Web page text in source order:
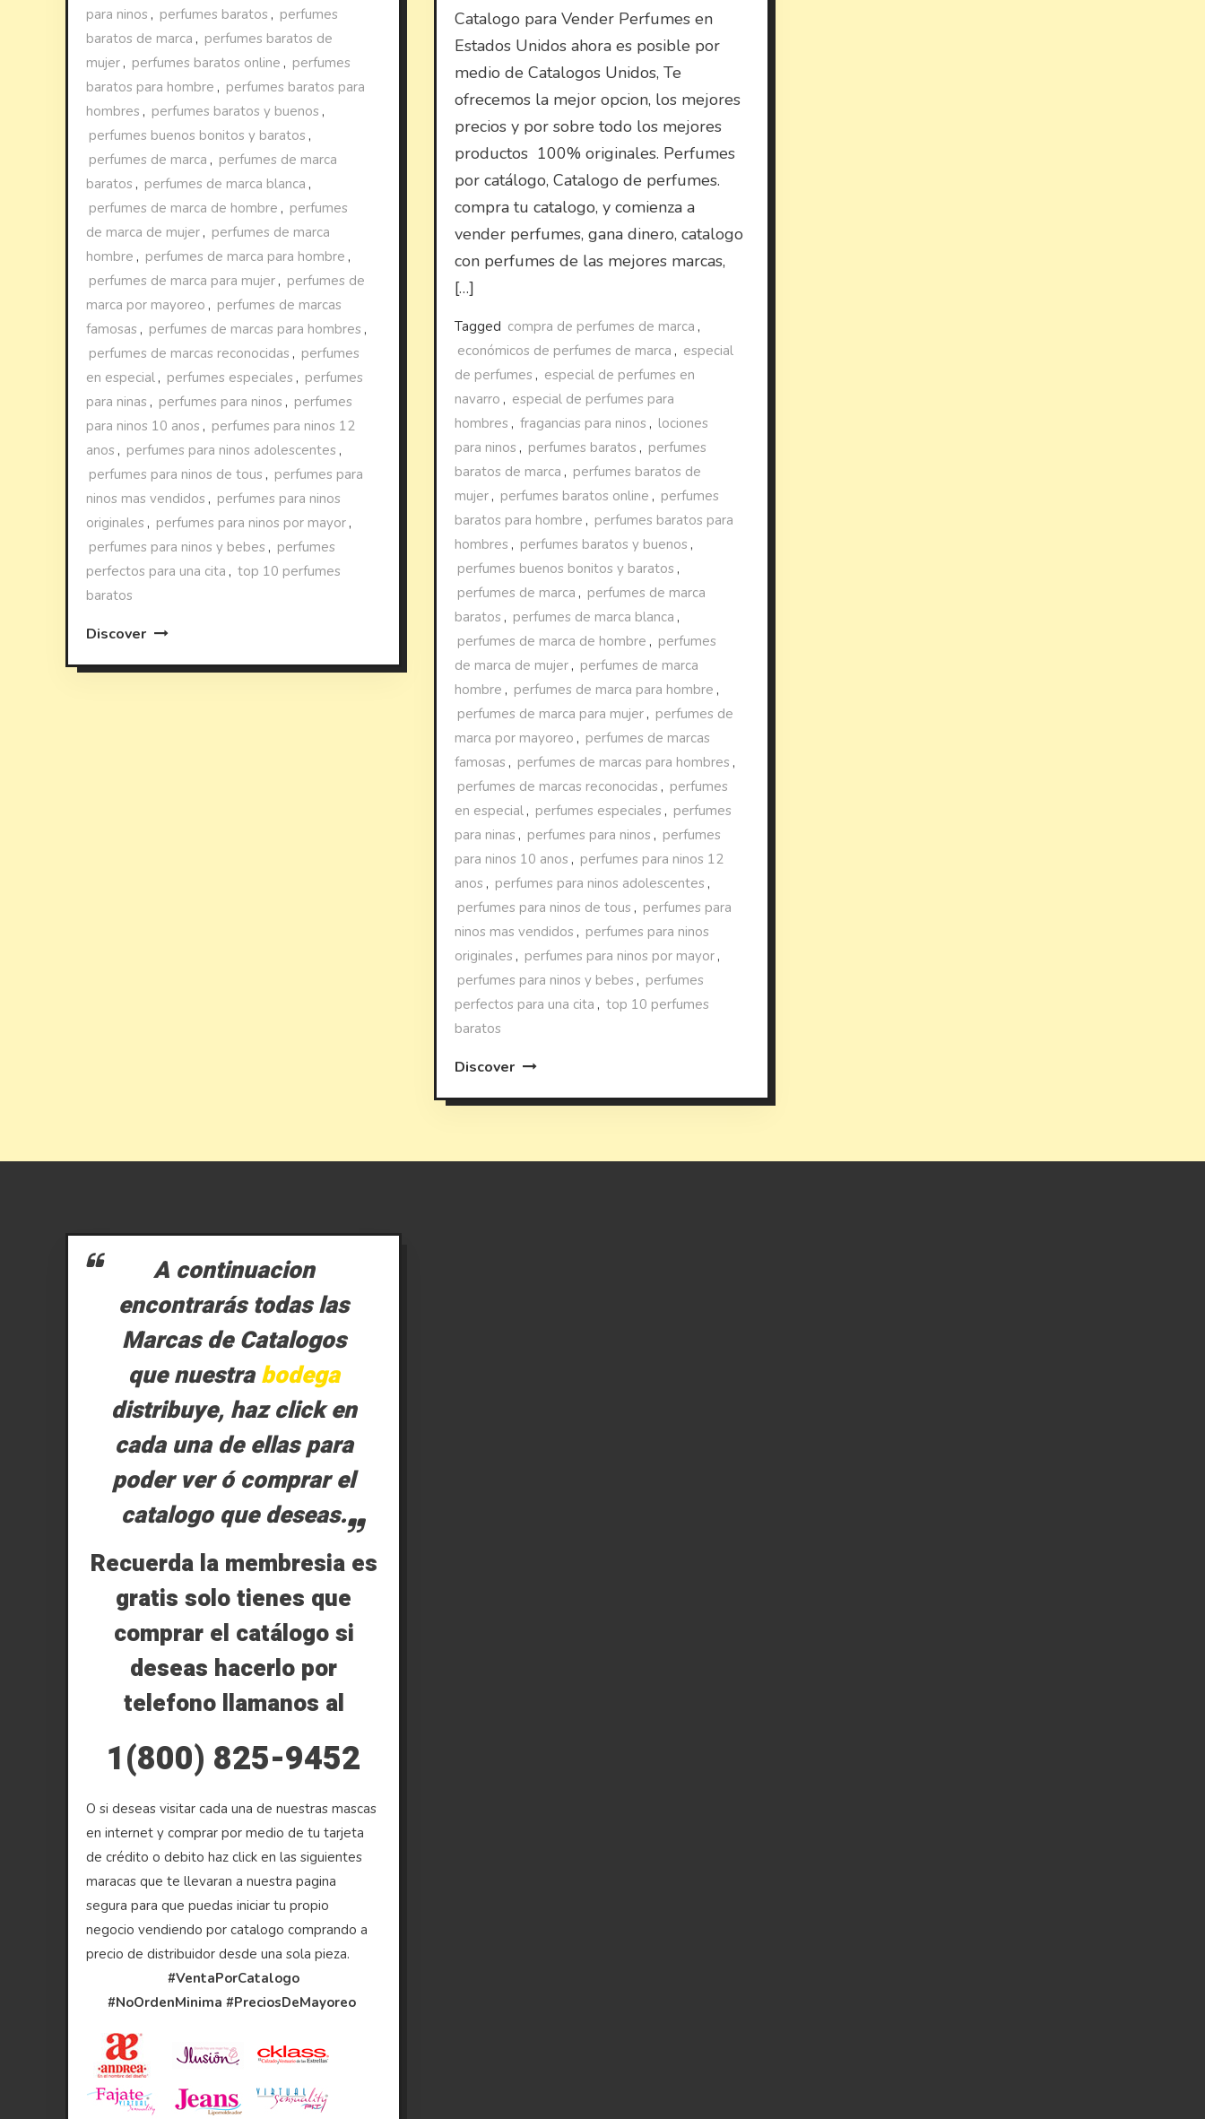
para ninos , perfumes baratos , perfumes
baratos de marca , perfumes baratos de
mujer , perfumes baratos online , perfumes
baratos para hombre , perfumes baratos para
hombres , perfumes baratos y buenos ,
perfumes buenos bonitos y baratos ,
perfumes de marca , perfumes de marca
baratos , perfumes de marca blanca ,
perfumes de marca de hombre , perfumes
de marca de mujer , perfumes de marca
hombre , perfumes de marca para hombre ,
perfumes de marca para mujer , perfumes de
marca por mayoreo , perfumes de marcas
famosas , perfumes de marcas para hombres ,
perfumes de marcas reconocidas , perfumes
en especial , perfumes especiales , perfumes
para ninas , perfumes para ninos , perfumes
para ninos 10 anos , perfumes para ninos 12
anos , perfumes para ninos adolescentes ,
perfumes para ninos de tous , perfumes para
ninos mas vendidos , perfumes para ninos
originales , perfumes para ninos por mayor ,
perfumes para ninos y bebes , perfumes
perfectos para una cita , top 10 perfumes
baratos
Discover
Catalogo para Vender Perfumes en
Estados Unidos ahora es posible por
medio de Catalogos Unidos, Te
ofrecemos la mejor opcion, los mejores
precios y por sobre todo los mejores
productos 100% originales. Perfumes
por catálogo, Catalogo de perfumes.
compra tu catalogo, y comienza a
vender perfumes, gana dinero, catalogo
con perfumes de las mejores marcas,
[…]
Tagged compra de perfumes de marca ,
económicos de perfumes de marca , especial
de perfumes , especial de perfumes en
navarro , especial de perfumes para
hombres , fragancias para ninos , lociones
para ninos , perfumes baratos , perfumes
baratos de marca , perfumes baratos de
mujer , perfumes baratos online , perfumes
baratos para hombre , perfumes baratos para
hombres , perfumes baratos y buenos ,
perfumes buenos bonitos y baratos ,
perfumes de marca , perfumes de marca
baratos , perfumes de marca blanca ,
perfumes de marca de hombre , perfumes
de marca de mujer , perfumes de marca
hombre , perfumes de marca para hombre ,
perfumes de marca para mujer , perfumes de
marca por mayoreo , perfumes de marcas
famosas , perfumes de marcas para hombres ,
perfumes de marcas reconocidas , perfumes
en especial , perfumes especiales , perfumes
para ninas , perfumes para ninos , perfumes
para ninos 10 anos , perfumes para ninos 12
anos , perfumes para ninos adolescentes ,
perfumes para ninos de tous , perfumes para
ninos mas vendidos , perfumes para ninos
originales , perfumes para ninos por mayor ,
perfumes para ninos y bebes , perfumes
perfectos para una cita , top 10 perfumes
baratos
Discover
A continuacion
encontrarás todas las
Marcas de Catalogos
que nuestrabodega
distribuye, haz click en
cada una de ellas para
poder ver ó comprar el
catalogo que deseas.
Recuerda la membresia es
gratis solo tienes que
comprar el catálogo si
deseas hacerlo por
telefono llamanos al
1(800) 825-9452
O si deseas visitar cada una de nuestras mascas
en internet y comprar por medio de tu tarjeta
de crédito o debito haz click en las siguientes
maracas que te llevaran a nuestra pagina
segura para que puedas iniciar tu propio
negocio vendiendo por catalogo comprando a
precio de distribuidor desde una sola pieza.
#VentaPorCatalogo
#NoOrdenMinima#PreciosDeMayoreo